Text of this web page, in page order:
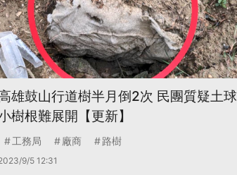
雄鼓山行道樹半月倒2次 民團質疑土球
樹根難展開【更新】
工務局 廠商 路樹
9/5 12:31